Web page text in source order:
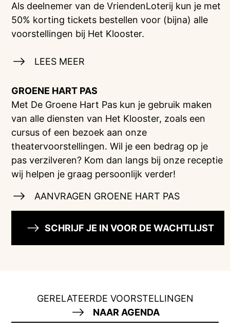
Als deelnemer van de VriendenLoterij kun je met
50% korting tickets bestellen voor (bijna) alle
voorstellingen bij Het Klooster.
LEES MEER
GROENE HART PAS
Met De Groene Hart Pas kun je gebruik maken
van alle diensten van Het Klooster, zoals een
cursus of een bezoek aan onze
theatervoorstellingen. Wil je een bedrag op je
pas verzilveren? Kom dan langs bij onze receptie
wij helpen je graag persoonlijk verder!
AANVRAGEN GROENE HART PAS
SCHRIJF JE IN VOOR DE WACHTLIJST
GERELATEERDE VOORSTELLINGEN
NAAR AGENDA